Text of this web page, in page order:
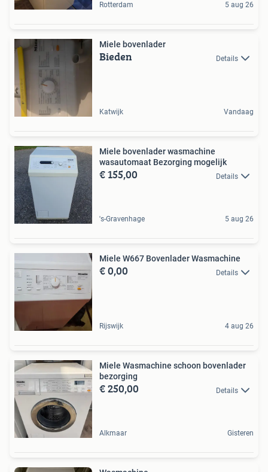
Rotterdam 5 aug 26
Miele bovenlader
Bieden Details
Katwijk Vandaag
Miele bovenlader wasmachine
wasautomaat Bezorging mogelijk
€ 155,00 Details
's-Gravenhage 5 aug 26
Miele W667 Bovenlader Wasmachine
€ 0,00 Details
Rijswijk 4 aug 26
Miele Wasmachine schoon bovenlader
bezorging
€ 250,00 Details
Alkmaar Gisteren